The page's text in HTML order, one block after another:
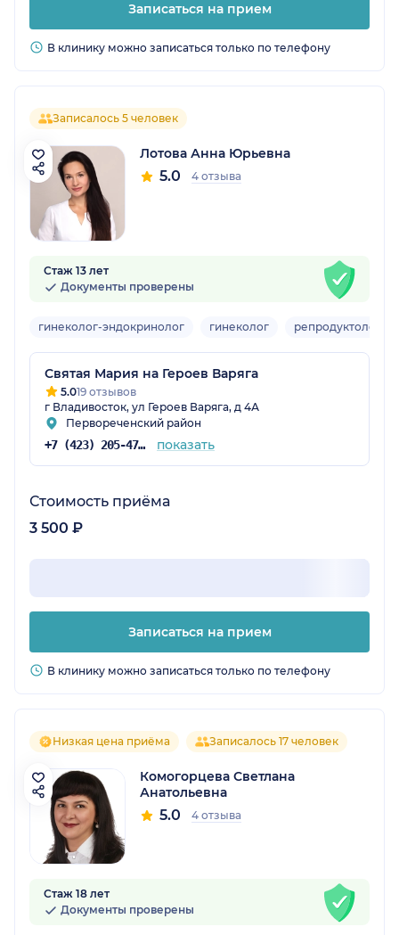
Записаться на прием
В клинику можно записаться только по телефону
Записалось 5 человек
Лотова Анна Юрьевна
5.0 4 отзыва
Стаж 13 лет
Документы проверены
гинеколог-эндокринолог гинеколог репродуктолог
Святая Мария на Героев Варяга
5.019 отзывов
г Владивосток, ул Героев Варяга, д 4А
Первореченский район
+7 (423) 205-47-16 показать
Стоимость приёма
3 500 ₽
Записаться на прием
В клинику можно записаться только по телефону
Низкая цена приёма Записалось 17 человек
Комогорцева Светлана
Анатольевна
5.0 4 отзыва
Стаж 18 лет
Документы проверены